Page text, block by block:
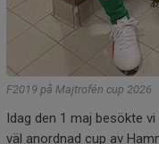
F2019 på Majtrofén cup 2026
Idag den 1 maj besökte
väl anordnad cup av